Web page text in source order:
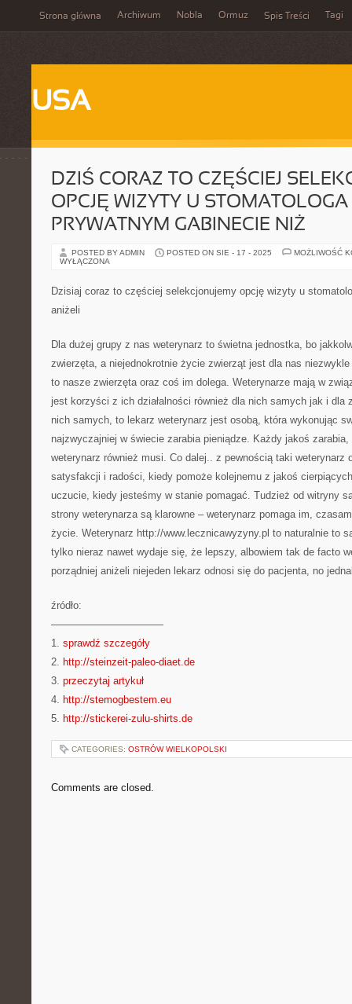
Strona główna Archiwum Nobla Ormuz Spis Treści Tagi
USA
DZIŚ CORAZ TO CZĘŚCIEJ
OPCJĘ WIZYTY U STOMATOLOGA
PRYWATNYM GABINECIE NIŻ
POSTED BY ADMIN POSTED ON SIE - 17 - 2025
MOŻLIWOŚĆ
WYŁĄCZONA
Dzisiaj coraz to częściej selekcjonujemy opcję wizyty u
aniżeli
Dla dużej grupy z nas weterynarz to świetna jednostka, bo
zwierzęta, a niejednokrotnie życie zwierząt jest dla nas
to nasze zwierzęta oraz coś im dolega. Weterynarze mają w
jest korzyści z ich działalności również dla nich samych jak i dla
nich samych, to lekarz weterynarz jest osobą, która wykonując
najzwyczajniej w świecie zarabia pieniądze. Każdy jakoś
weterynarz również musi. Co dalej.. z pewnością taki weterynarz
satysfakcji i radości, kiedy pomoże kolejnemu z jakoś
uczucie, kiedy jesteśmy w stanie pomagać. Tudzież od witryny
strony weterynarza są klarowne – weterynarz pomaga im,
życie. Weterynarz http://www.lecznicawyzyny.pl to naturalnie to
tylko nieraz nawet wydaje się, że lepszy, albowiem tak de facto
porządniej aniżeli niejeden lekarz odnosi się do pacjenta, no
źródło:
———————————
1. sprawdź szczegóły
2. http://steinzeit-paleo-diaet.de
3. przeczytaj artykuł
4. http://stemogbestem.eu
5. http://stickerei-zulu-shirts.de
CATEGORIES: OSTRÓW WIELKOPOLSKI
Comments are closed.